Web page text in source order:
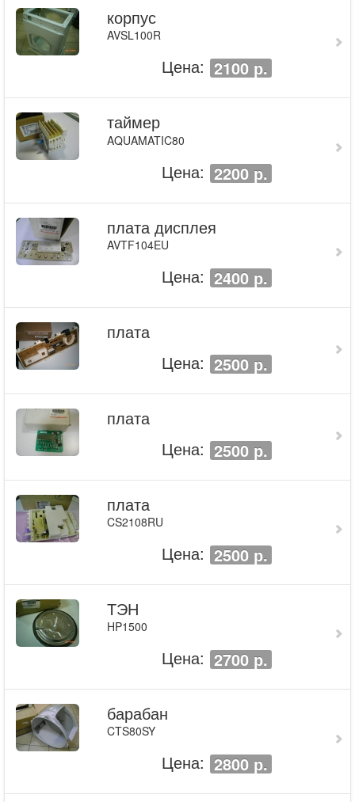
корпус
AVSL100R
Цена: 2100 р.
таймер
AQUAMATIC80
Цена: 2200 р.
плата дисплея
AVTF104EU
Цена: 2400 р.
плата
Цена: 2500 р.
плата
Цена: 2500 р.
плата
CS2108RU
Цена: 2500 р.
ТЭН
HP1500
Цена: 2700 р.
барабан
CTS80SY
Цена: 2800 р.